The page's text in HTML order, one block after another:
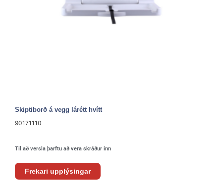
Skiptiborð á vegg lárétt hvítt
90171110
Til að versla þarftu að vera skráður inn
Frekari upplýsingar